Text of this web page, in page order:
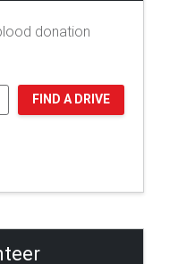
donation
FIND A DRIVE